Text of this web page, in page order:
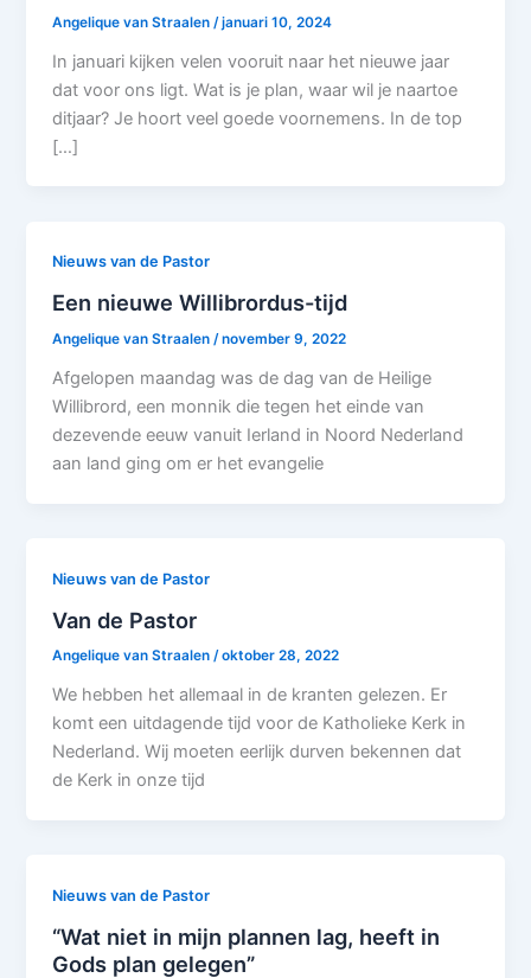
Angelique van Straalen /januari 10, 2024
In januari kijken velen vooruit naar het nieuwe jaar
dat voor ons ligt. Wat is je plan, waar wil je naartoe
ditjaar? Je hoort veel goede voornemens. In de top
[…]
Nieuws van de Pastor
Een nieuwe Willibrordus-tijd
Angelique van Straalen/november 9, 2022
Afgelopen maandag was de dag van de Heilige
Willibrord, een monnik die tegen het einde van
dezevende eeuw vanuit Ierland in Noord Nederland
aan land ging om er het evangelie
Nieuws van de Pastor
Van de Pastor
Angelique van Straalen/oktober 28, 2022
We hebben het allemaal in de kranten gelezen. Er
komt een uitdagende tijd voor de Katholieke Kerk in
Nederland. Wij moeten eerlijk durven bekennen dat
de Kerk in onze tijd
Nieuws van de Pastor
“Wat niet in mijn plannen lag, heeft in
Gods plan gelegen”